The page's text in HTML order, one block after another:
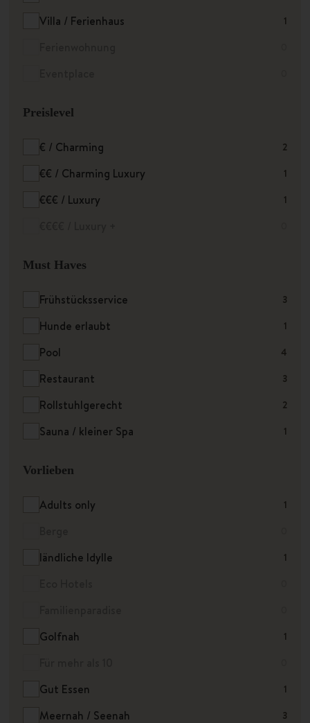
Villa / Ferienhaus 1
Preislevel
€ / Charming 2
€€ / Charming Luxury 1
€€€ / Luxury 1
Must Haves
Frühstücksservice 3
Hunde erlaubt 1
Pool 4
Restaurant 3
Rollstuhlgerecht 2
Sauna / kleiner Spa 1
Vorlieben
Adults only 1
ländliche Idylle 1
Golfnah 1
Gut Essen 1
Meernah / Seenah 3